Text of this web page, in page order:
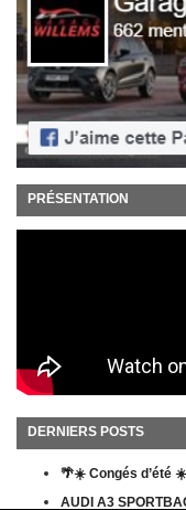
PRÉSENTATION
DERNIERS POSTS
🌴☀️ Congés d’été
AUDI A3